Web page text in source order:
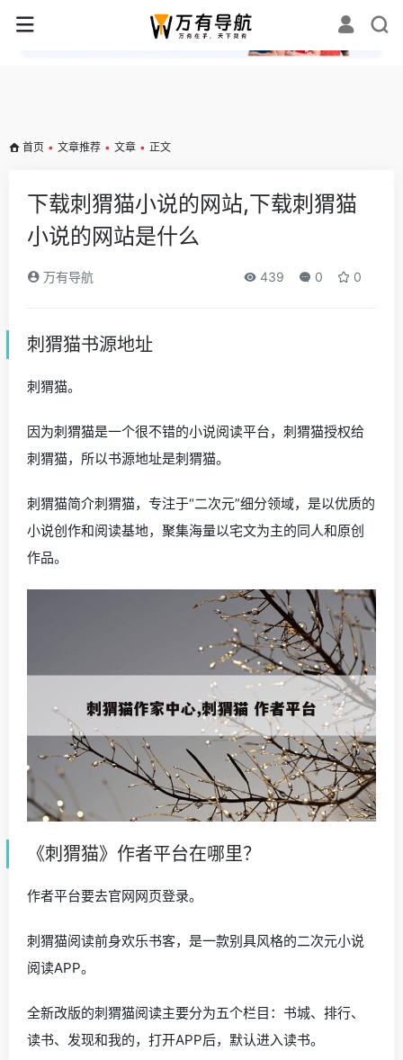
✕
首页 • 文章推荐 • 文章 • 正文
下载刺猬猫小说的网站,下载刺猬猫
小说的网站是什么
万有导航 439 0 0
刺猬猫书源地址
刺猬猫。
因为刺猬猫是一个很不错的小说阅读平台，刺猬猫授权给
刺猬猫，所以书源地址是刺猬猫。
刺猬猫简介刺猬猫，专注于“二次元”细分领域，是以优质的
小说创作和阅读基地，聚集海量以宅文为主的同人和原创
作品。
《刺猬猫》作者平台在哪里？
作者平台要去官网网页登录。
刺猬猫阅读前身欢乐书客，是一款别具风格的二次元小说
阅读APP。
全新改版的刺猬猫阅读主要分为五个栏目：书城、排行、
读书、发现和我的，打开APP后，默认进入读书。